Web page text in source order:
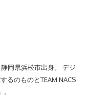
岡県浜松市出身。 デジ
るのものとTEAM NACS